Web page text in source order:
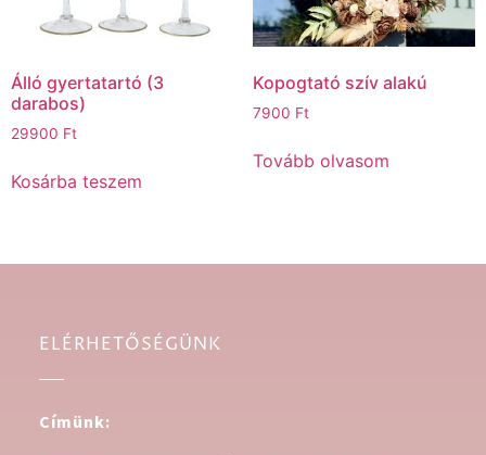
Álló gyertatartó (3
darabos)
29900 Ft
Kosárba teszem
Kopogtató szív alakú
7900 Ft
Tovább olvasom
ELÉRHETŐSÉGÜNK
Címünk: